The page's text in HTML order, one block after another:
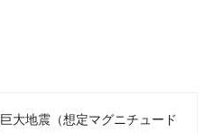
大地震（想定マグニチュード